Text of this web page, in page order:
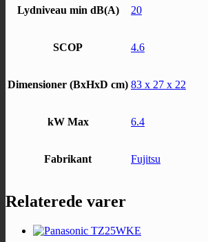
Lydniveau min dB(A) 20
SCOP 4.6
Dimensioner (BxHxD cm) 83 x 27 x 22
kW Max 6.4
Fabrikant Fujitsu
Relaterede varer